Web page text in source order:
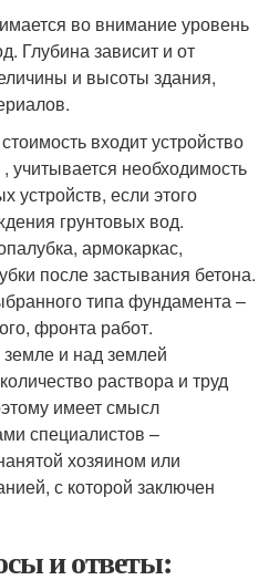
во внимание уровень
Глубина зависит и от
и высоты здания,
входит устройство
учитывается необходимость
устройств, если этого
грунтовых вод.
армокаркас,
после застывания бетона.
типа фундамента –
фронта работ.
и над землей
раствора и труд
имеет смысл
специалистов –
хозяином или
с которой заключен
и ответы: